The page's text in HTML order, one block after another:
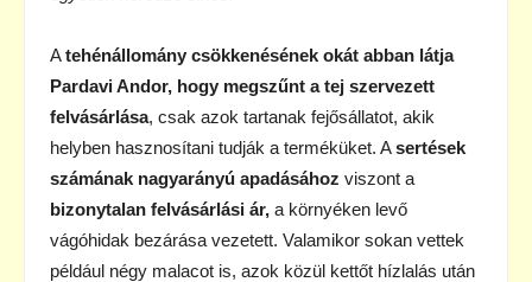
Atehénállomány csökkenésének okát abban látja
Pardavi Andor, hogy megszűnt a tej szervezett
felvásárlása, csak azok tartanak fejősállatot, akik
helyben hasznosítani tudják a terméküket. Asertések
számának nagyarányú apadásához viszont a
bizonytalan felvásárlási ár, a környéken levő
vágóhidak bezárása vezetett. Valamikor sokan vettek
például négy malacot is, azok közül kettőt hízlalás után